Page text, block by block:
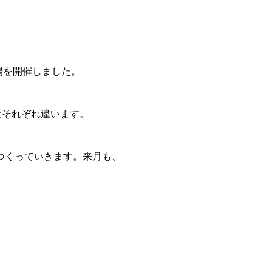
開催しました。
れぞれ違います。
っていきます。来月も、